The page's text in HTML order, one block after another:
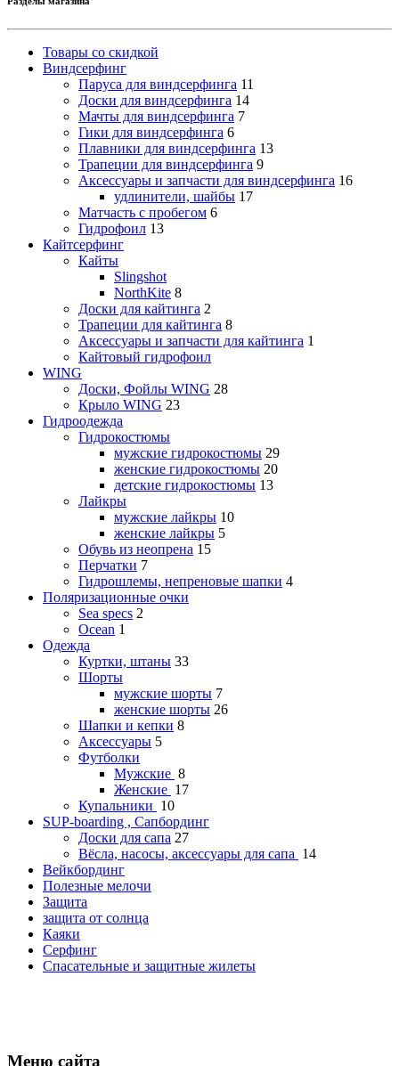
Товары со скидкой
Виндсерфинг
Паруса для виндсерфинга 11
Доски для виндсерфинга 14
Мачты для виндсерфинга 7
Гики для виндсерфинга 6
Плавники для виндсерфинга 13
Трапеции для виндсерфинга 9
Аксессуары и запчасти для виндсерфинга 16
удлинители, шайбы 17
Матчасть с пробегом 6
Гидрофоил 13
Кайтсерфинг
Кайты
Slingshot
NorthKite 8
Доски для кайтинга 2
Трапеции для кайтинга 8
Аксессуары и запчасти для кайтинга 1
Кайтовый гидрофоил
WING
Доски, Фойлы WING 28
Крыло WING 23
Гидроодежда
Гидрокостюмы
мужские гидрокостюмы 29
женские гидрокостюмы 20
детские гидрокостюмы 13
Лайкры
мужские лайкры 10
женские лайкры 5
Обувь из неопрена 15
Перчатки 7
Гидрошлемы, непреновые шапки 4
Поляризационные очки
Sea specs 2
Ocean 1
Одежда
Куртки, штаны 33
Шорты
мужские шорты 7
женские шорты 26
Шапки и кепки 8
Аксессуары 5
Футболки
Мужские 8
Женские 17
Купальники 10
SUP-boarding , Сапбординг
Доски для сапа 27
Вёсла, насосы, аксессуары для сапа 14
Вейкбординг
Полезные мелочи
Защита
защита от солнца
Каяки
Серфинг
Спасательные и защитные жилеты
Меню сайта